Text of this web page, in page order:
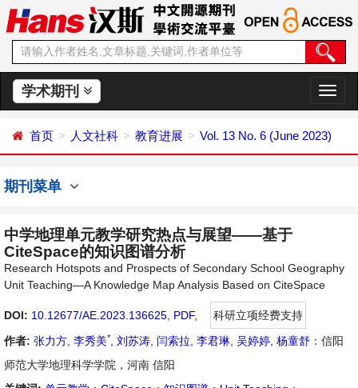
学术期刊
切
换
航
首页 人文社科 教育进展 Vol. 13 No. 6 (June 2023)
期刊菜单
中学地理单元教学研究热点与展望——基于
CiteSpace的知识图谱分析
Research Hotspots and Prospects of Secondary School Geography
Unit Teaching—A Knowledge Map Analysis Based on CiteSpace
DOI: 10.12677/AE.2023.136625 PDF,
科研立项经费支持
作者: 张力方 李秀美* 刘苏涛 闫索拉 李君琳 吴婷婷 杨童舒 ：信阳
师范大学地理科学学院，河南 信阳